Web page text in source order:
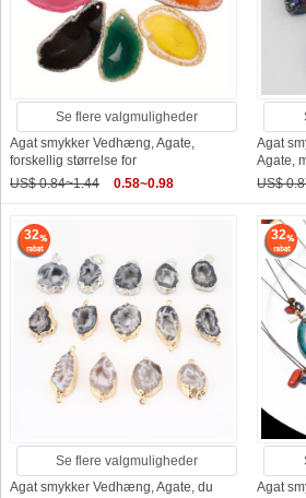
Se flere valgmuligheder
Agat smykker Vedhæng, Agate,
forskellig størrelse for
US$ 0.84~1.44
0.58~0.98
Agat
Agate,
US$
32
Se flere valgmuligheder
Agat smykker Vedhæng, Agate, du
32
Agat